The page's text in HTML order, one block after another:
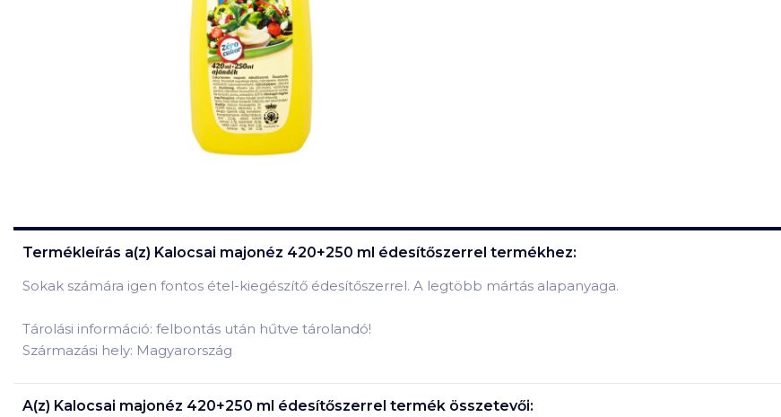
Termékleírás a(z) Kalocsai majonéz 420+250 ml édesítőszerrel termékhez:
Sokak számára igen fontos étel-kiegészítő édesítőszerrel. A legtöbb mártás alapanyaga.
Tárolási információ: felbontás után hűtve tárolandó!
Származási hely: Magyarország
A(z) Kalocsai majonéz 420+250 ml édesítőszerrel termék összetevői: